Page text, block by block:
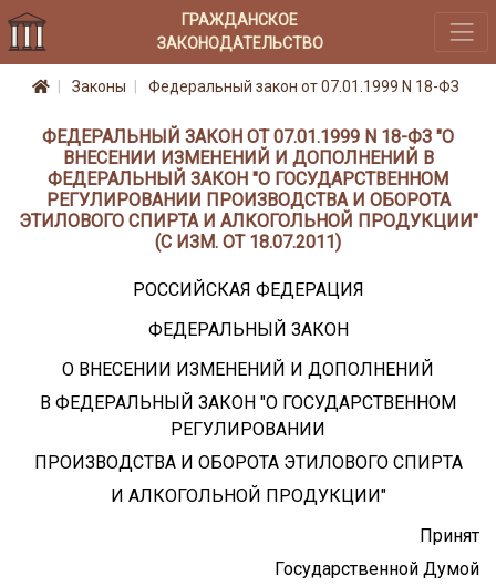
ГРАЖДАНСКОЕ
ЗАКОНОДАТЕЛЬСТВО
Законы Федеральный закон от 07.01.1999 N 18-ФЗ
ФЕДЕРАЛЬНЫЙ ЗАКОН ОТ 07.01.1999 N 18-ФЗ "О
ВНЕСЕНИИ ИЗМЕНЕНИЙ И ДОПОЛНЕНИЙ В
ФЕДЕРАЛЬНЫЙ ЗАКОН "О ГОСУДАРСТВЕННОМ
РЕГУЛИРОВАНИИ ПРОИЗВОДСТВА И ОБОРОТА
ЭТИЛОВОГО СПИРТА И АЛКОГОЛЬНОЙ ПРОДУКЦИИ"
(С ИЗМ. ОТ 18.07.2011)
РОССИЙСКАЯ ФЕДЕРАЦИЯ
ФЕДЕРАЛЬНЫЙ ЗАКОН
О ВНЕСЕНИИ ИЗМЕНЕНИЙ И ДОПОЛНЕНИЙ
В ФЕДЕРАЛЬНЫЙ ЗАКОН "О ГОСУДАРСТВЕННОМ
РЕГУЛИРОВАНИИ
ПРОИЗВОДСТВА И ОБОРОТА ЭТИЛОВОГО СПИРТА
И АЛКОГОЛЬНОЙ ПРОДУКЦИИ"
Принят
Государственной Думой